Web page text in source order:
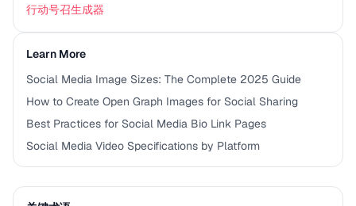
行动号召生成器
Learn More
Social Media Image Sizes: The Complete 2025 Guide
How to Create Open Graph Images for Social Sharing
Best Practices for Social Media Bio Link Pages
Social Media Video Specifications by Platform